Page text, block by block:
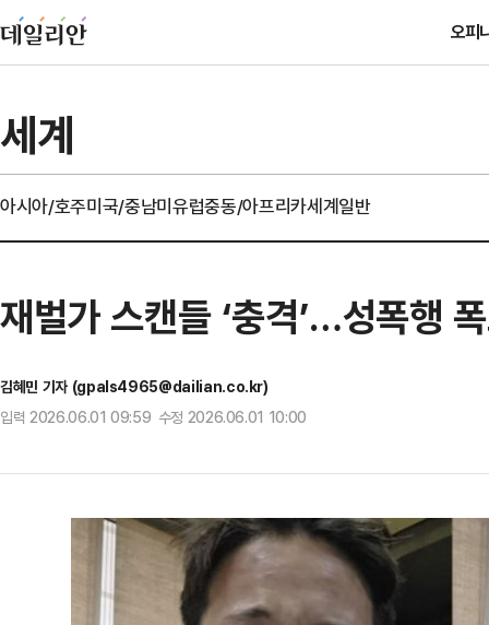
오피
세계
아시아/호주미국/중남미유럽중동/아프리카세계일반
재벌가 스캔들 ‘충격’…성폭행
김혜민 기자 (gpals4965@dailian.co.kr)
입력 2026.06.01 09:59 수정 2026.06.01 10:00